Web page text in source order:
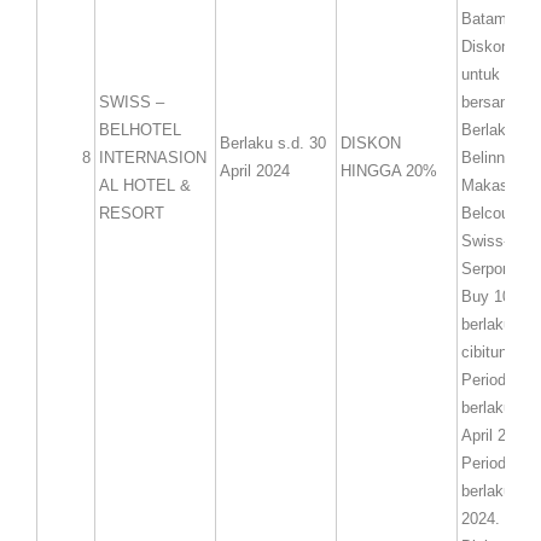
8
SWISS –
BELHOTEL
INTERNASION
AL HOTEL &
RESORT
Berlaku s.d. 30
April 2024
DISKON
HINGGA 20%
Batam
Diskon
untuk
bersama
Berlaku di
Belinn
Makassar,
Belcourt
Swiss-
Serpong.
Buy 10
berlaku di
cibitung
Periode
berlaku 10
April 2024.
Periode
berlaku
2024.